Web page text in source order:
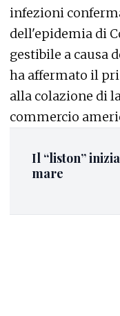
infezioni
dell'epidemia di
gestibile a causa
ha affermato il
alla colazione di
commercio
Il “liston”
mare